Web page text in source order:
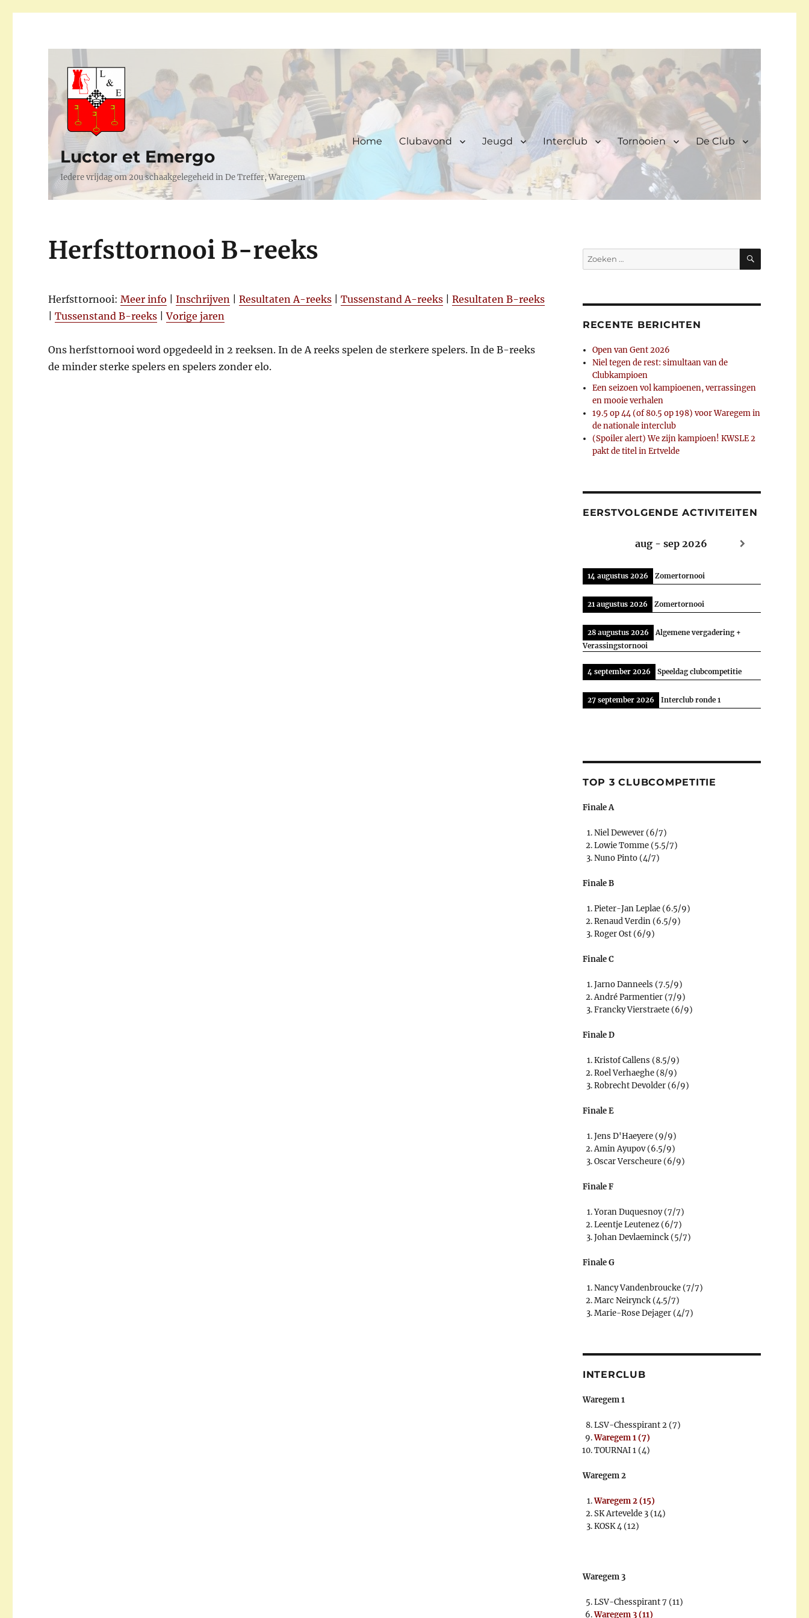
Luctor et Emergo
Iedere vrijdag om 20u schaakgelegeheid in De Treffer, Waregem
Home Clubavond Jeugd Interclub Tornooien De Club
Herfsttornooi B-reeks
Herfsttornooi:Meer info |Inschrijven |Resultaten A-reeks |Tussenstand A-reeks |Resultaten B-reeks
|Tussenstand B-reeks |Vorige jaren
Ons herfsttornooi word opgedeeld in 2 reeksen. In de A reeks spelen de sterkere spelers. In de B-reeks
de minder sterke spelers en spelers zonder elo.
Zoeken
naar:
ZOEKEN
RECENTE BERICHTEN
Open van Gent 2026
Niel tegen de rest: simultaan van de
Clubkampioen
Een seizoen vol kampioenen, verrassingen
en mooie verhalen
19.5 op 44 (of 80.5 op 198) voor Waregem in
de nationale interclub
(Spoiler alert) We zijn kampioen! KWSLE 2
pakt de titel in Ertvelde
EERSTVOLGENDE ACTIVITEITEN
aug - sep 2026
14 augustus 2026 Zomertornooi
21 augustus 2026 Zomertornooi
28 augustus 2026
Algemene vergadering +
Verassingstornooi
4 september 2026 Speeldag clubcompetitie
27 september 2026 Interclub ronde 1
TOP 3 CLUBCOMPETITIE
Finale A
Niel Dewever (6/7)
Lowie Tomme (5.5/7)
Nuno Pinto (4/7)
Finale B
Pieter-Jan Leplae (6.5/9)
Renaud Verdin (6.5/9)
Roger Ost (6/9)
Finale C
Jarno Danneels (7.5/9)
André Parmentier (7/9)
Francky Vierstraete (6/9)
Finale D
Kristof Callens (8.5/9)
Roel Verhaeghe (8/9)
Robrecht Devolder (6/9)
Finale E
Jens D'Haeyere (9/9)
Amin Ayupov (6.5/9)
Oscar Verscheure (6/9)
Finale F
Yoran Duquesnoy (7/7)
Leentje Leutenez (6/7)
Johan Devlaeminck (5/7)
Finale G
Nancy Vandenbroucke (7/7)
Marc Neirynck (4.5/7)
Marie-Rose Dejager (4/7)
INTERCLUB
Waregem 1
LSV-Chesspirant 2 (7)
Waregem 1 (7)
TOURNAI 1 (4)
Waregem 2
Waregem 2 (15)
SK Artevelde 3 (14)
KOSK 4 (12)
Waregem 3
LSV-Chesspirant 7 (11)
Waregem 3 (11)